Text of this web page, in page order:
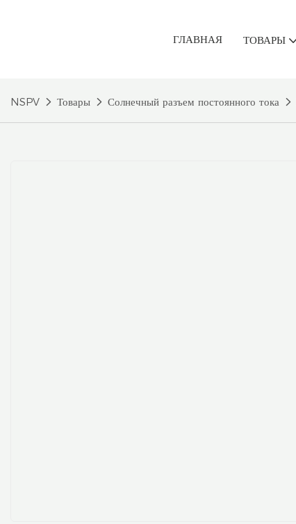
ГЛАВНАЯ ТОВАРЫ
NSPV Товары Солнечный разъем постоянного тока